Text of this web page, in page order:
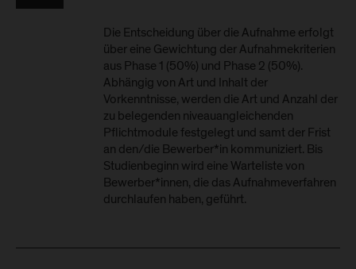
Die Entscheidung über die Aufnahme erfolgt
über eine Gewichtung der Aufnahmekriterien
aus Phase 1 (50%) und Phase 2 (50%).
Abhängig von Art und Inhalt der
Vorkenntnisse, werden die Art und Anzahl der
zu belegenden niveauangleichenden
Pflichtmodule festgelegt und samt der Frist
an den/die Bewerber*in kommuniziert. Bis
Studienbeginn wird eine Warteliste von
Bewerber*innen, die das Aufnahmeverfahren
durchlaufen haben, geführt.